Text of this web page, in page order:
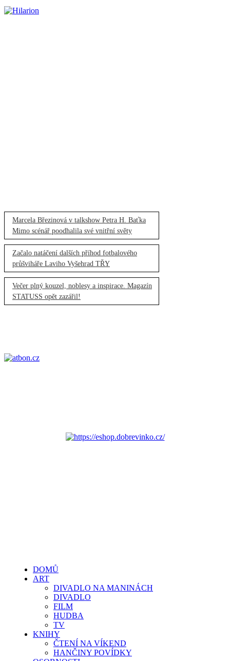
Marcela Březinová v talkshow Petra H. Baťka
Mimo scénář poodhalila své vnitřní světy
Začalo natáčení dalších příhod fotbalového
průšviháře Laviho Vyšehrad TŘY
Večer plný kouzel, noblesy a inspirace. Magazín
STATUSS opět zazářil!
DOMŮ
ART
DIVADLO NA MANINÁCH
DIVADLO
FILM
HUDBA
TV
KNIHY
ČTENÍ NA VÍKEND
HANČINY POVÍDKY